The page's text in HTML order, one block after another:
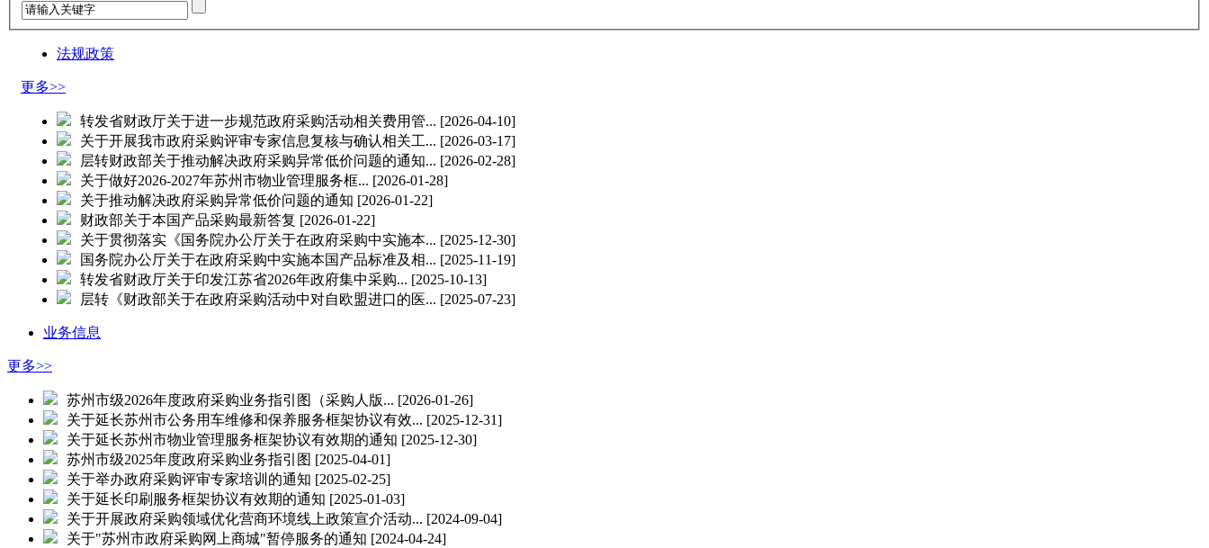
法规政策
更多>>
转发省财政厅关于进一步规范政府采购活动相关费用管... [2026-04-10]
关于开展我市政府采购评审专家信息复核与确认相关工... [2026-03-17]
层转财政部关于推动解决政府采购异常低价问题的通知... [2026-02-28]
关于做好2026-2027年苏州市物业管理服务框... [2026-01-28]
关于推动解决政府采购异常低价问题的通知 [2026-01-22]
财政部关于本国产品采购最新答复 [2026-01-22]
关于贯彻落实《国务院办公厅关于在政府采购中实施本... [2025-12-30]
国务院办公厅关于在政府采购中实施本国产品标准及相... [2025-11-19]
转发省财政厅关于印发江苏省2026年政府集中采购... [2025-10-13]
层转《财政部关于在政府采购活动中对自欧盟进口的医... [2025-07-23]
业务信息
更多>>
苏州市级2026年度政府采购业务指引图（采购人版... [2026-01-26]
关于延长苏州市公务用车维修和保养服务框架协议有效... [2025-12-31]
关于延长苏州市物业管理服务框架协议有效期的通知 [2025-12-30]
苏州市级2025年度政府采购业务指引图 [2025-04-01]
关于举办政府采购评审专家培训的通知 [2025-02-25]
关于延长印刷服务框架协议有效期的通知 [2025-01-03]
关于开展政府采购领域优化营商环境线上政策宣介活动... [2024-09-04]
关于"苏州市政府采购网上商城"暂停服务的通知 [2024-04-24]